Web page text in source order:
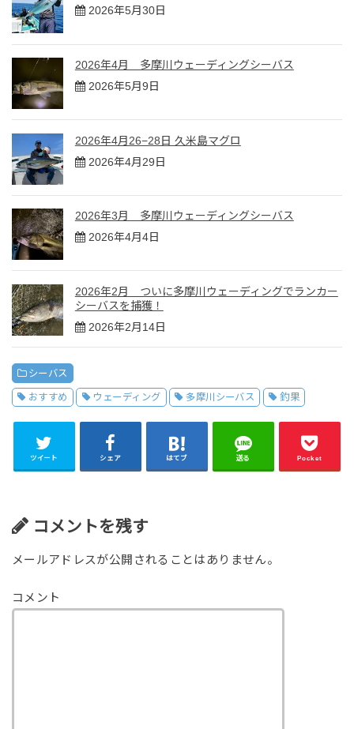
2026年5月30日
2026年4月 多摩川ウェーディングシーバス
2026年5月9日
2026年4月26−28日 久米島マグロ
2026年4月29日
2026年3月 多摩川ウェーディングシーバス
2026年4月4日
2026年2月 ついに多摩川ウェーディングでランカー
シーバスを捕獲！
2026年2月14日
シーバス
おすすめ ウェーディング 多摩川シーバス 釣果
ツイート シェア はてブ 送る Pocket
コメントを残す
メールアドレスが公開されることはありません。
コメント